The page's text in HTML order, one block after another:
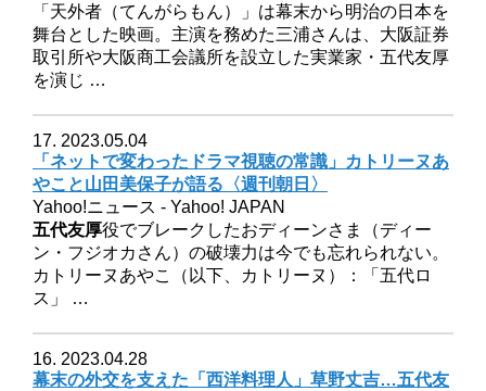
「天外者（てんがらもん）」は幕末から明治の日本を
舞台とした映画。主演を務めた三浦さんは、大阪証券
取引所や大阪商工会議所を設立した実業家・五代友厚
を演じ …
17. 2023.05.04
「ネットで変わったドラマ視聴の常識」カトリーヌあ
やこと山田美保子が語る〈週刊朝日〉
Yahoo!ニュース - Yahoo! JAPAN
五代友厚役でブレークしたおディーンさま（ディー
ン・フジオカさん）の破壊力は今でも忘れられない。
カトリーヌあやこ（以下、カトリーヌ）：「五代ロ
ス」 …
16. 2023.04.28
幕末の外交を支えた「西洋料理人」草野丈吉…五代友